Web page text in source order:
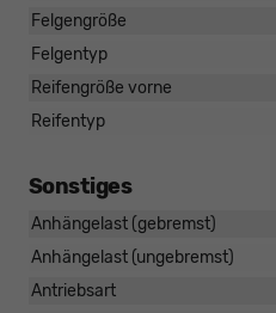
Felgengröße
Felgentyp
Reifengröße vorne
Reifentyp
Sonstiges
Anhängelast (gebremst)
Anhängelast (ungebremst)
Antriebsart